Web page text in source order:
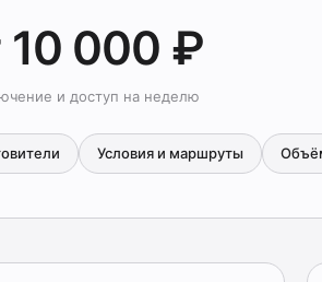
10 000 ₽
и доступ на неделю
Условия и маршруты